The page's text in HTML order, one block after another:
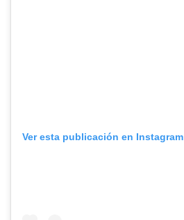
Ver esta publicación en Instagram